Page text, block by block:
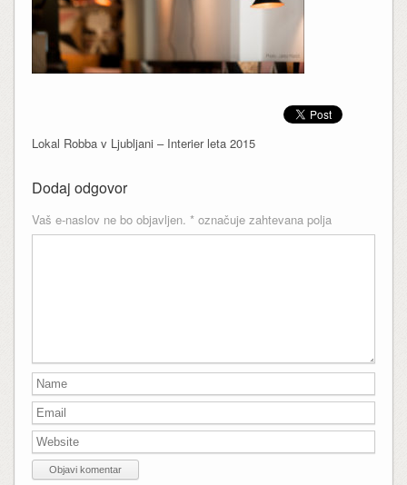
Lokal Robba v Ljubljani – Interier leta 2015
Dodaj odgovor
Vaš e-naslov ne bo objavljen. *označuje zahtevana polja